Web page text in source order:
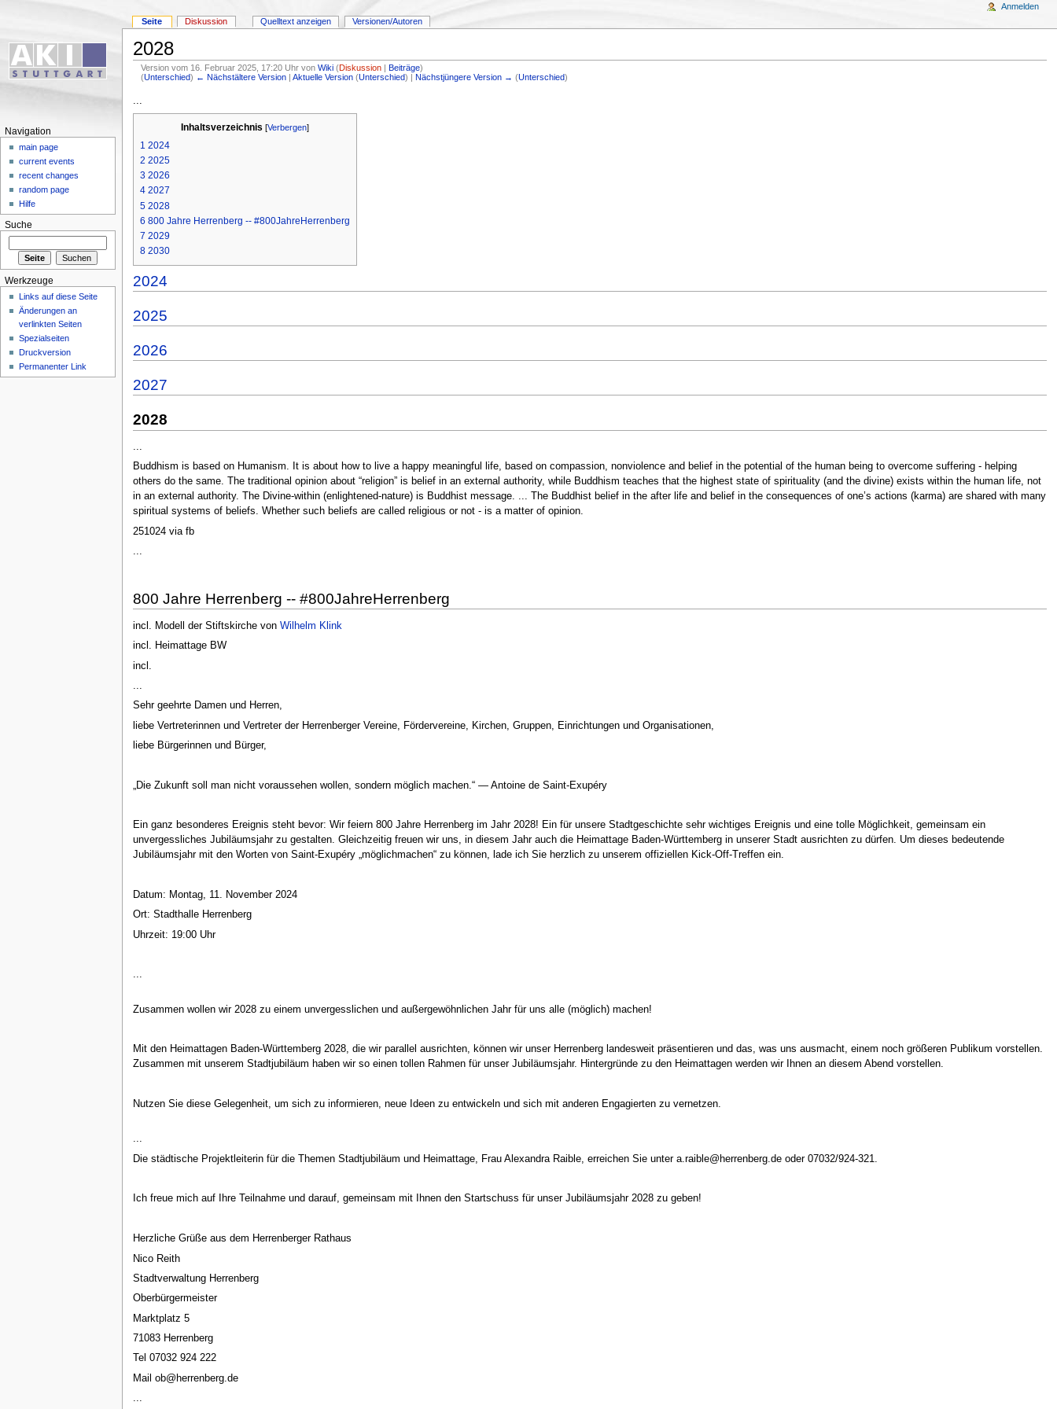
2028
Version vom 16. Februar 2025, 17:20 Uhr vonWiki (Diskussion |Beiträge)
(Unterschied) ← Nächstältere Version |Aktuelle Version (Unterschied) |Nächstjüngere Version → (Unterschied)
Inhaltsverzeichnis [Verbergen]
1 2024
2 2025
3 2026
4 2027
5 2028
6 800 Jahre Herrenberg -- #800JahreHerrenberg
7 2029
8 2030
2024
2025
2026
2027
2028
...
Buddhism is based on Humanism. It is about how to live a happy meaningful life, based on compassion, nonviolence and belief in the potential of the human being to overcome suffering - helping
others do the same. The traditional opinion about “religion” is belief in an external authority, while Buddhism teaches that the highest state of spirituality (and the divine) exists within the human life, not
in an external authority. The Divine-within (enlightened-nature) is Buddhist message. ... The Buddhist belief in the after life and belief in the consequences of one’s actions (karma) are shared with many
spiritual systems of beliefs. Whether such beliefs are called religious or not - is a matter of opinion.
251024 via fb
...
800 Jahre Herrenberg -- #800JahreHerrenberg
incl. Modell der Stiftskirche von Wilhelm Klink
incl. Heimattage BW
incl.
...
Sehr geehrte Damen und Herren,
liebe Vertreterinnen und Vertreter der Herrenberger Vereine, Fördervereine, Kirchen, Gruppen, Einrichtungen und Organisationen,
liebe Bürgerinnen und Bürger,
„Die Zukunft soll man nicht voraussehen wollen, sondern möglich machen.“ — Antoine de Saint-Exupéry
Ein ganz besonderes Ereignis steht bevor: Wir feiern 800 Jahre Herrenberg im Jahr 2028! Ein für unsere Stadtgeschichte sehr wichtiges Ereignis und eine tolle Möglichkeit, gemeinsam ein
unvergessliches Jubiläumsjahr zu gestalten. Gleichzeitig freuen wir uns, in diesem Jahr auch die Heimattage Baden-Württemberg in unserer Stadt ausrichten zu dürfen. Um dieses bedeutende
Jubiläumsjahr mit den Worten von Saint-Exupéry „möglichmachen“ zu können, lade ich Sie herzlich zu unserem offiziellen Kick-Off-Treffen ein.
Datum: Montag, 11. November 2024
Ort: Stadthalle Herrenberg
Uhrzeit: 19:00 Uhr
...
Zusammen wollen wir 2028 zu einem unvergesslichen und außergewöhnlichen Jahr für uns alle (möglich) machen!
Mit den Heimattagen Baden-Württemberg 2028, die wir parallel ausrichten, können wir unser Herrenberg landesweit präsentieren und das, was uns ausmacht, einem noch größeren Publikum vorstellen.
Zusammen mit unserem Stadtjubiläum haben wir so einen tollen Rahmen für unser Jubiläumsjahr. Hintergründe zu den Heimattagen werden wir Ihnen an diesem Abend vorstellen.
Nutzen Sie diese Gelegenheit, um sich zu informieren, neue Ideen zu entwickeln und sich mit anderen Engagierten zu vernetzen.
...
Die städtische Projektleiterin für die Themen Stadtjubiläum und Heimattage, Frau Alexandra Raible, erreichen Sie unter a.raible@herrenberg.de oder 07032/924-321.
Ich freue mich auf Ihre Teilnahme und darauf, gemeinsam mit Ihnen den Startschuss für unser Jubiläumsjahr 2028 zu geben!
Herzliche Grüße aus dem Herrenberger Rathaus
Nico Reith
Stadtverwaltung Herrenberg
Oberbürgermeister
Marktplatz 5
71083 Herrenberg
Tel 07032 924 222
Mail ob@herrenberg.de
...
Seite Diskussion Quelltext anzeigen Versionen/Autoren
Anmelden
Navigation
main page
current events
recent changes
random page
Hilfe
Suche
Werkzeuge
Links auf diese Seite
Änderungen an
verlinkten Seiten
Spezialseiten
Druckversion
Permanenter Link